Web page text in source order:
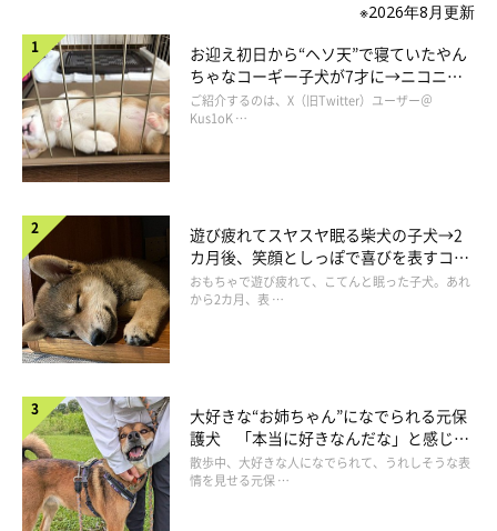
※2026年8月更新
お迎え初日から“ヘソ天”で寝ていたやん
ちゃなコーギー子犬が7才に→ニコニ
コ“コーギースマイル”が魅力のコに成
長！
ご紹介するのは、X（旧Twitter）ユーザー＠
Kus1oK …
遊び疲れてスヤスヤ眠る柴犬の子犬→2
カ月後、笑顔としっぽで喜びを表すコに
成長！
おもちゃで遊び疲れて、こてんと眠った子犬。あれ
から2カ月、表 …
大好きな“お姉ちゃん”になでられる元保
護犬 「本当に好きなんだな」と感じる
表情にほっこり
散歩中、大好きな人になでられて、うれしそうな表
情を見せる元保 …